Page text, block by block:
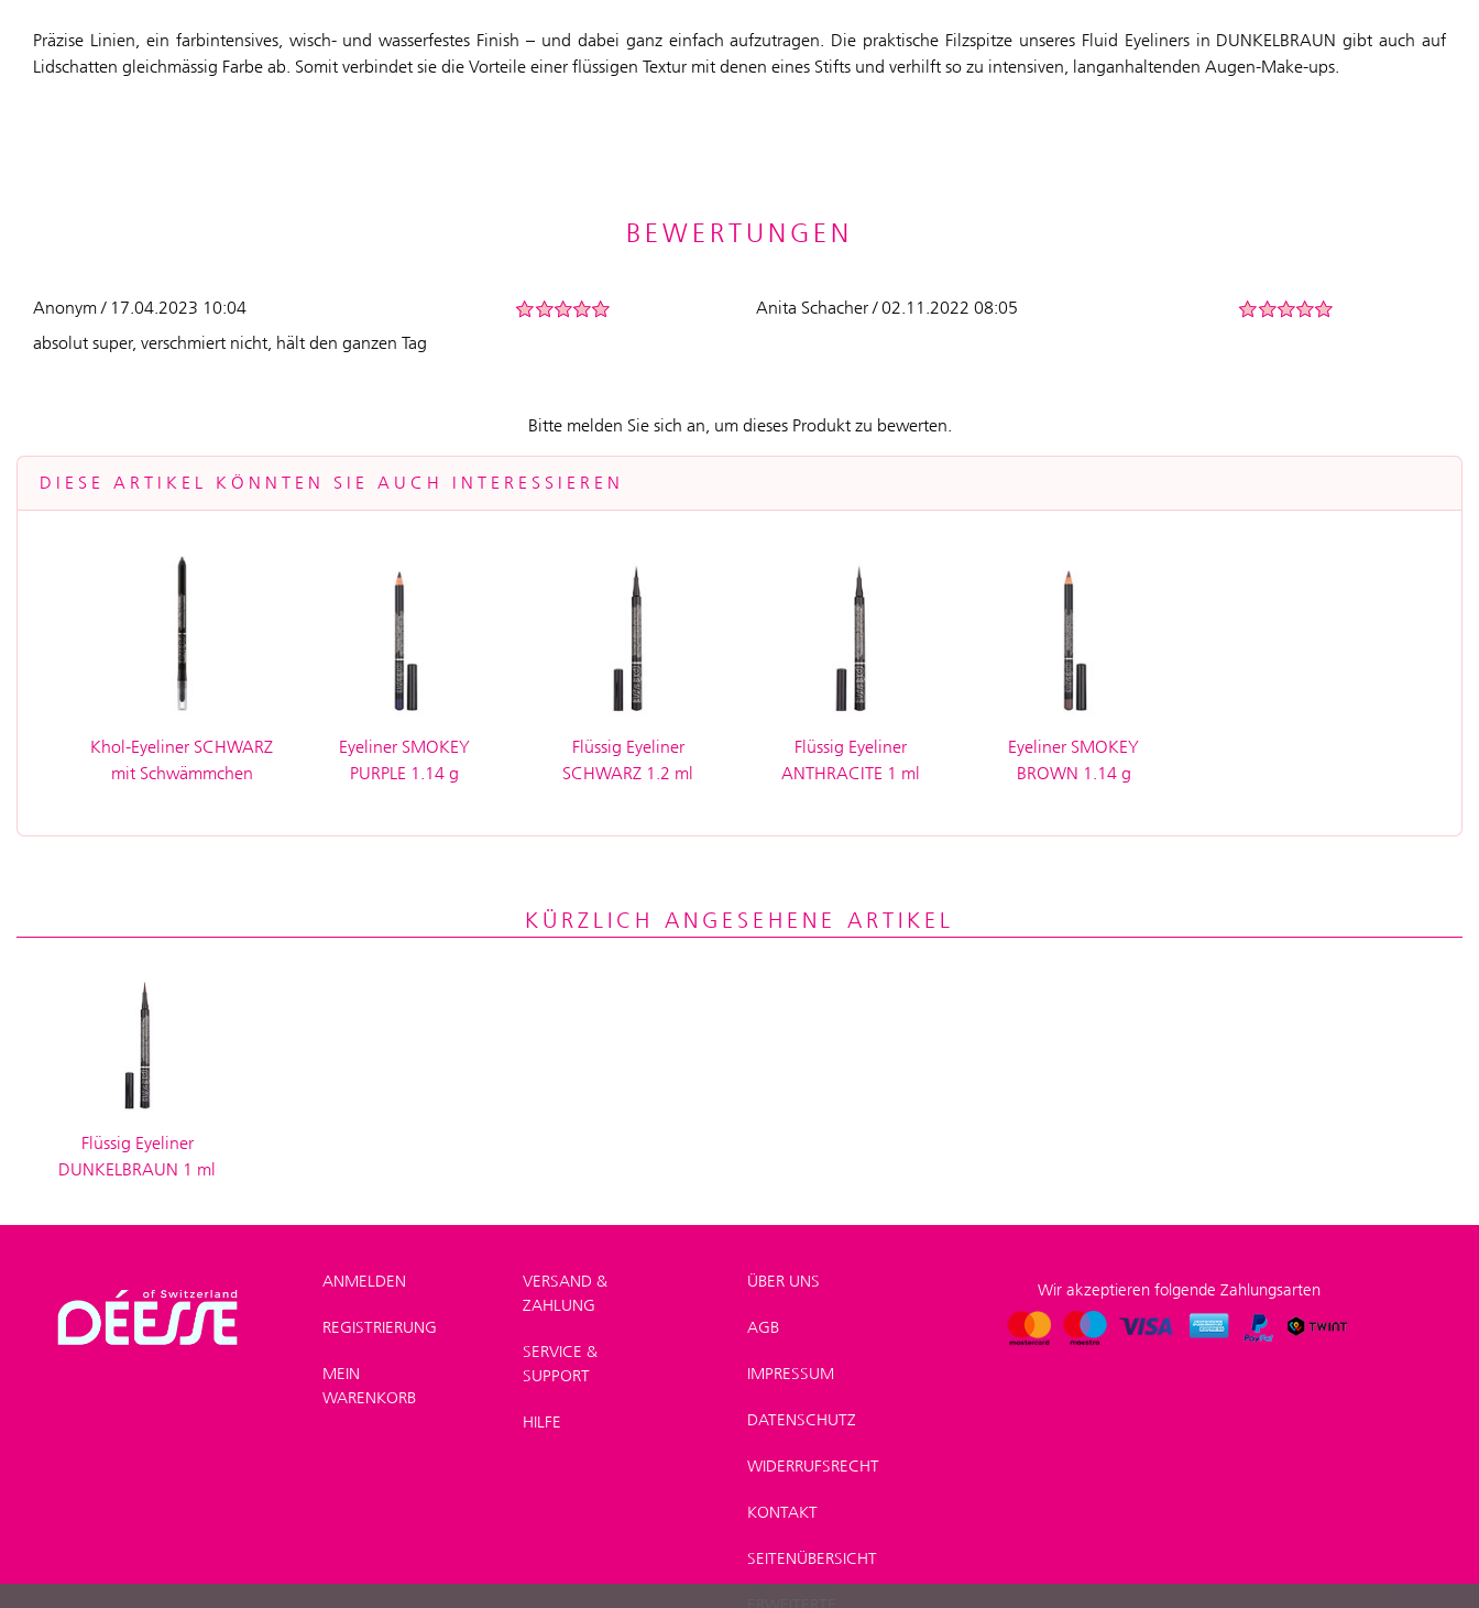
Präzise Linien, ein farbintensives, wisch- und wasserfestes Finish – und dabei ganz einfach aufzutragen. Die praktische Filzspitze unseres Fluid Eyeliners in DUNKELBRAUN gibt auch auf
Lidschatten gleichmässig Farbe ab. Somit verbindet sie die Vorteile einer flüssigen Textur mit denen eines Stifts und verhilft so zu intensiven, langanhaltenden Augen-Make-ups.
BEWERTUNGEN
Anonym / 17.04.2023 10:04
absolut super, verschmiert nicht, hält den ganzen Tag
Anita Schacher / 02.11.2022 08:05
Bitte melden Sie sich an, um dieses Produkt zu bewerten.
DIESE ARTIKEL KÖNNTEN SIE AUCH INTERESSIEREN
Khol-Eyeliner SCHWARZ
mit Schwämmchen
Eyeliner SMOKEY
PURPLE 1.14 g
Flüssig Eyeliner
SCHWARZ 1.2 ml
Flüssig Eyeliner
ANTHRACITE 1 ml
Eyeliner SMOKEY
BROWN 1.14 g
KÜRZLICH ANGESEHENE ARTIKEL
Flüssig Eyeliner
DUNKELBRAUN 1 ml
SHOP >Make-up>
ANMELDEN
REGISTRIERUNG
MEIN
WARENKORB
VERSAND &
ZAHLUNG
SERVICE &
SUPPORT
HILFE
ÜBER UNS
AGB
IMPRESSUM
DATENSCHUTZ
WIDERRUFSRECHT
KONTAKT
SEITENÜBERSICHT
Wir akzeptieren folgende Zahlungsarten